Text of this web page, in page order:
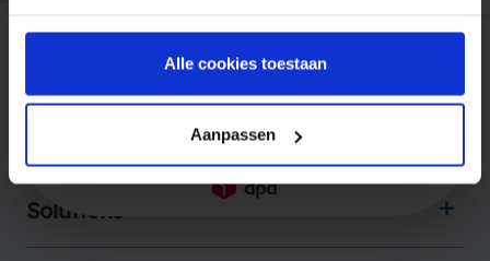
Alle cookies toestaan
Aanpassen
Solutions